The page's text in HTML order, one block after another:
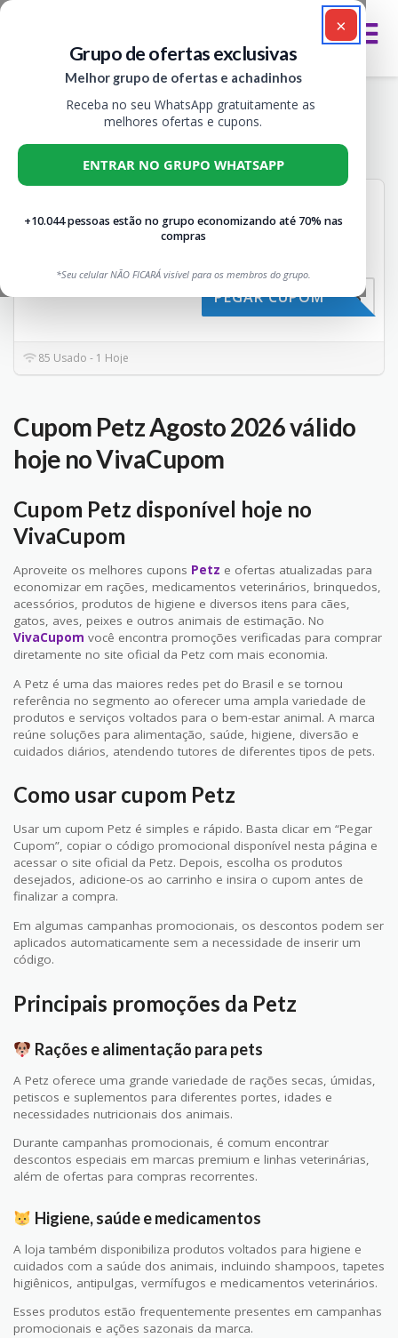
×
Grupo de ofertas exclusivas
Melhor grupo de ofertas e achadinhos
Receba no seu WhatsApp gratuitamente as
melhores ofertas e cupons.
ENTRAR NO GRUPO WHATSAPP
+10.044 pessoas estão no grupo economizando até 70% nas
compras
*Seu celular NÃO FICARÁ visível para os membros do grupo.
Cupons & Promoções Petz
Todos 1
10%
CUPONS Não expira
Cupom PETZ com 10% de
EACHADOS
PEGAR CUPOM
85 Usado - 1 Hoje
Cupom Petz Agosto 2026 válido
hoje no VivaCupom
Cupom Petz disponível hoje no
VivaCupom
Aproveite os melhores cupons Petz e ofertas atualizadas para
economizar em rações, medicamentos veterinários, brinquedos,
acessórios, produtos de higiene e diversos itens para cães,
gatos, aves, peixes e outros animais de estimação. No
VivaCupom você encontra promoções verificadas para comprar
diretamente no site oficial da Petz com mais economia.
A Petz é uma das maiores redes pet do Brasil e se tornou
referência no segmento ao oferecer uma ampla variedade de
produtos e serviços voltados para o bem-estar animal. A marca
reúne soluções para alimentação, saúde, higiene, diversão e
cuidados diários, atendendo tutores de diferentes tipos de pets.
Como usar cupom Petz
Usar um cupom Petz é simples e rápido. Basta clicar em “Pegar
Cupom”, copiar o código promocional disponível nesta página e
acessar o site oficial da Petz. Depois, escolha os produtos
desejados, adicione-os ao carrinho e insira o cupom antes de
finalizar a compra.
Em algumas campanhas promocionais, os descontos podem ser
aplicados automaticamente sem a necessidade de inserir um
código.
Principais promoções da Petz
Rações e alimentação para pets
A Petz oferece uma grande variedade de rações secas, úmidas,
petiscos e suplementos para diferentes portes, idades e
necessidades nutricionais dos animais.
Durante campanhas promocionais, é comum encontrar
descontos especiais em marcas premium e linhas veterinárias,
além de ofertas para compras recorrentes.
Higiene, saúde e medicamentos
A loja também disponibiliza produtos voltados para higiene e
cuidados com a saúde dos animais, incluindo shampoos, tapetes
higiênicos, antipulgas, vermífugos e medicamentos veterinários.
Esses produtos estão frequentemente presentes em campanhas
promocionais e ações sazonais da marca.